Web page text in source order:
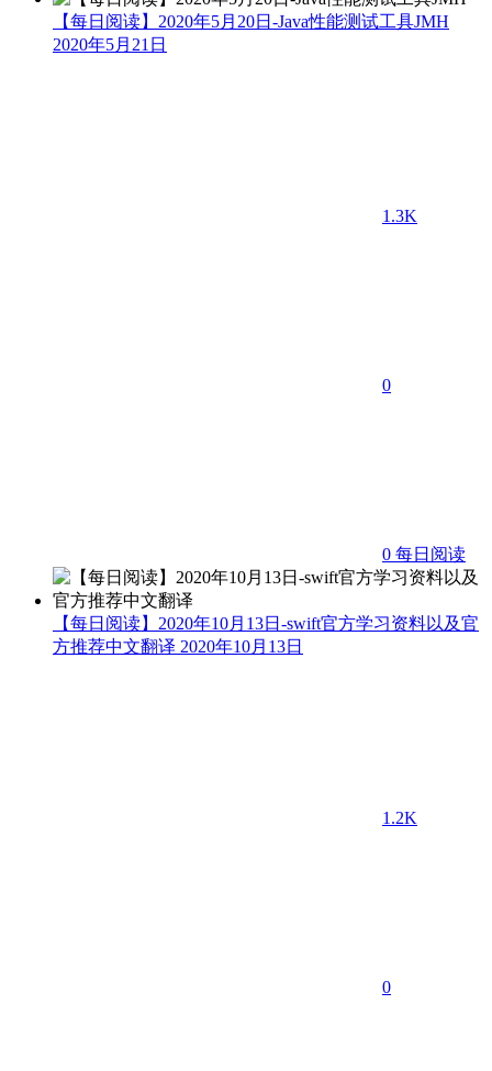
【每日阅读】2020年5月20日-Java性能测试工具JMH
2020年5月21日
1.3K
0
0 每日阅读
【每日阅读】2020年10月13日-swift官方学习资料以及官
方推荐中文翻译 2020年10月13日
1.2K
0